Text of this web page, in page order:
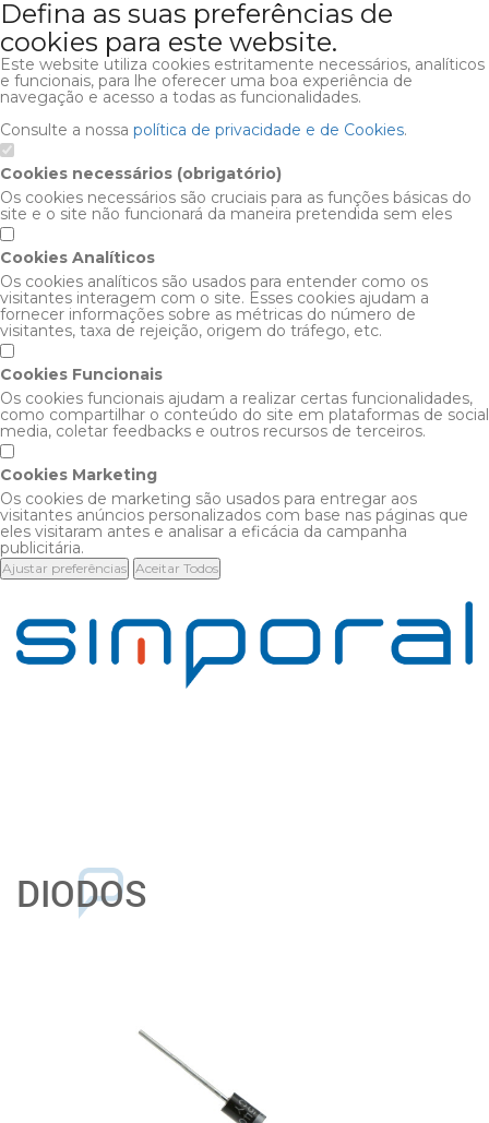
Defina as suas preferências de
cookies para este website.
Este website utiliza cookies estritamente necessários, analíticos
e funcionais, para lhe oferecer uma boa experiência de
navegação e acesso a todas as funcionalidades.
Consulte a nossa política de privacidade e de Cookies.
Cookies necessários (obrigatório)
Os cookies necessários são cruciais para as funções básicas do
site e o site não funcionará da maneira pretendida sem eles
Cookies Analíticos
Os cookies analíticos são usados para entender como os
visitantes interagem com o site. Esses cookies ajudam a
fornecer informações sobre as métricas do número de
visitantes, taxa de rejeição, origem do tráfego, etc.
Cookies Funcionais
Os cookies funcionais ajudam a realizar certas funcionalidades,
como compartilhar o conteúdo do site em plataformas de social
media, coletar feedbacks e outros recursos de terceiros.
Cookies Marketing
Os cookies de marketing são usados para entregar aos
visitantes anúncios personalizados com base nas páginas que
eles visitaram antes e analisar a eficácia da campanha
publicitária.
Ajustar preferências Aceitar Todos
DIODOS